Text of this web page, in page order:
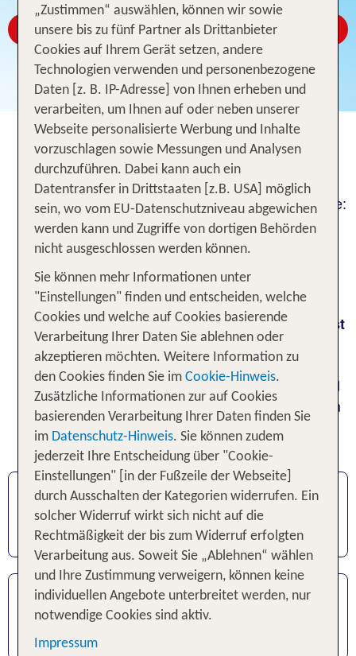
TUI Gutschein kaufen
Verschenke ein Lächeln mit dem
TUI Reisegutschein
Ein TUI Reisegutschein ist immer eine gute Idee:
Egal, ob große Reise oder kleiner Wochenendtrip
- mache deinen Lieben eine große Freude zu
Hochzeit, Geburtstag, Jubiläum, Valentinstag,
Ostern, Weihnachten oder einfach
zwischendurch. Mit dem TUI Gutschein
verschenkst du garantiert ein Lächeln und wirst
zum Wunscherfüller.
Gut zu wissen:Den Wert bestimmst du, Reiseziel
und Wunschdatum der Beschenkte. Der Gutschein
ist 3 Jahre gültig & online oder im Reisebüro
einlösbar.
Online erstellen & sofort ausdrucken
Wert & Motiv des Gutscheins frei wählbar
3 Jahre gültig
auf TUI.com oder im Reisebüro einlösen
jederzeit online prüfbar
„Zustimmen“ auswählen, können wir sowie
unsere bis zu fünf Partner als Drittanbieter
Cookies auf Ihrem Gerät setzen, andere
Technologien verwenden und personenbezogene
Daten [z. B. IP-Adresse] von Ihnen erheben und
verarbeiten, um Ihnen auf oder neben unserer
Webseite personalisierte Werbung und Inhalte
vorzuschlagen sowie Messungen und Analysen
durchzuführen. Dabei kann auch ein
Datentransfer in Drittstaaten [z.B. USA] möglich
sein, wo vom EU-Datenschutzniveau abgewichen
werden kann und Zugriffe von dortigen Behörden
nicht ausgeschlossen werden können.
Sie können mehr Informationen unter
"Einstellungen" finden und entscheiden, welche
Cookies und welche auf Cookies basierende
Verarbeitung Ihrer Daten Sie ablehnen oder
akzeptieren möchten. Weitere Information zu
den Cookies finden Sie im Cookie-Hinweis.
Zusätzliche Informationen zur auf Cookies
basierenden Verarbeitung Ihrer Daten finden Sie
im Datenschutz-Hinweis. Sie können zudem
jederzeit Ihre Entscheidung über "Cookie-
Einstellungen" [in der Fußzeile der Webseite]
durch Ausschalten der Kategorien widerrufen. Ein
solcher Widerruf wirkt sich nicht auf die
Rechtmäßigkeit der bis zum Widerruf erfolgten
Verarbeitung aus. Soweit Sie „Ablehnen“ wählen
und Ihre Zustimmung verweigern, können keine
individuellen Angebote unterbreitet werden, nur
notwendige Cookies sind aktiv.
Impressum